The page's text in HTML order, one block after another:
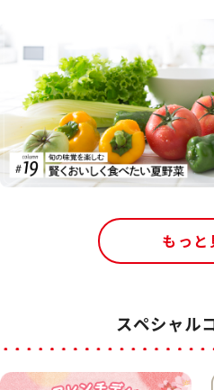
もっと
スペシャル